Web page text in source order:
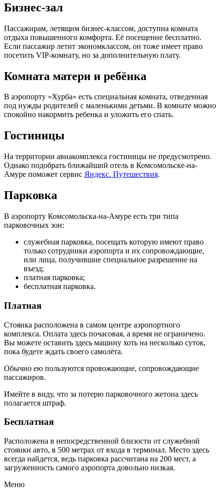
Бизнес-зал
Пассажирам, летящим бизнес-классом, доступна комната
отдыха повышенного комфорта. Её посещение бесплатно.
Если пассажир летит экономклассом, он тоже имеет право
посетить VIP-комнату, но за дополнительную плату.
Комната матери и ребёнка
В аэропорту «Хурба» есть специальная комната, отведенная
под нужды родителей с маленькими детьми. В комнате можно
спокойно накормить ребенка и уложить его спать.
Гостиницы
На территории авиакомплекса гостиницы не предусмотрено.
Однако подобрать ближайший отель в Комсомольске-на-
Амуре поможет сервис Яндекс. Путешествия.
Парковка
В аэропорту Комсомольска-на-Амуре есть три типа
парковочных зон:
служебная парковка, посещать которую имеют право
только сотрудники аэропорта и их сопровождающие,
или лица, получившие специальное разрешение на
въезд;
платная парковка;
бесплатная парковка.
Платная
Стоянка расположена в самом центре аэропортного
комплекса. Оплата здесь почасовая, а время не ограничено.
Вы можете оставить здесь машину хоть на несколько суток,
пока будете ждать своего самолёта.
Обычно ею пользуются провожающие, сопровождающие
пассажиров.
Имейте в виду, что за потерю парковочного жетона здесь
полагается штраф.
Бесплатная
Расположена в непосредственной близости от служебной
стоянки авто, в 500 метрах от входа в терминал. Место здесь
всегда найдется, ведь парковка рассчитана на 200 мест, а
загруженность самого аэропорта довольно низкая.
Меню